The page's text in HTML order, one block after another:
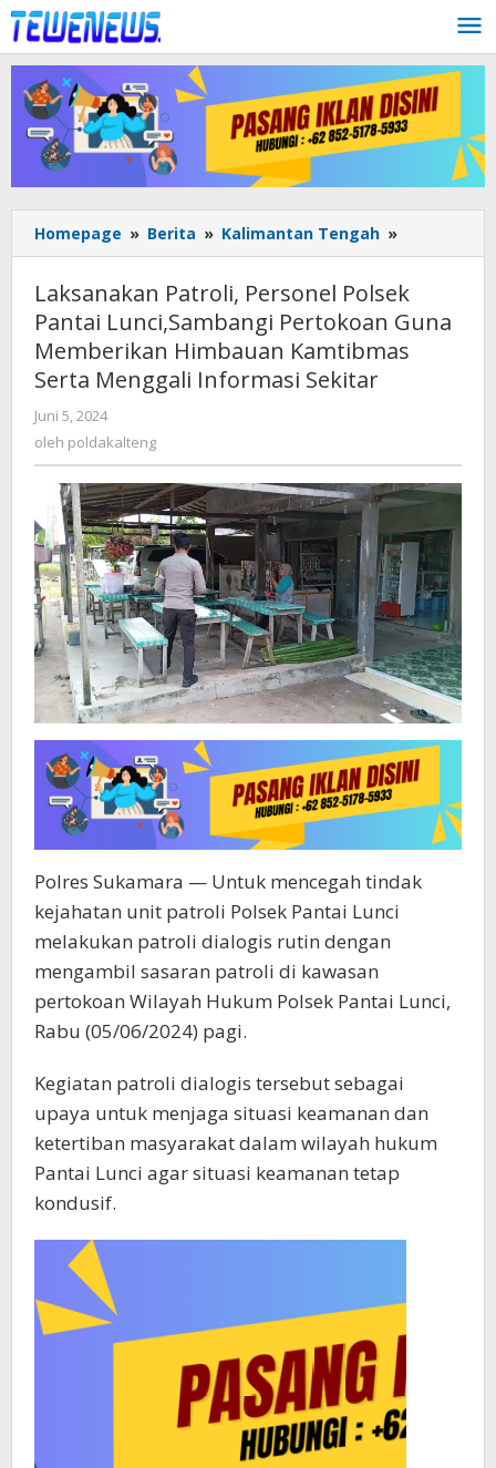
Lewati
ke
konten
Homepage » Berita » Kalimantan Tengah »
Patroli,
Polsek
Pantai
Kamtibmas
Serta
Menggali
Informasi
Sekitar
Laksanakan Patroli, Personel Polsek
Pantai Lunci,Sambangi Pertokoan Guna
Memberikan Himbauan Kamtibmas
Serta Menggali Informasi Sekitar
Juni 5, 2024
poldakalteng
oleh poldakalteng
Polres Sukamara — Untuk mencegah tindak
kejahatan unit patroli Polsek Pantai Lunci
melakukan patroli dialogis rutin dengan
mengambil sasaran patroli di kawasan
pertokoan Wilayah Hukum Polsek Pantai Lunci,
Rabu (05/06/2024) pagi.
Kegiatan patroli dialogis tersebut sebagai
upaya untuk menjaga situasi keamanan dan
ketertiban masyarakat dalam wilayah hukum
Pantai Lunci agar situasi keamanan tetap
kondusif.